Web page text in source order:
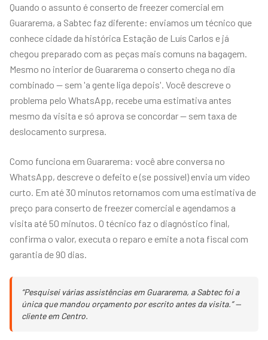
Quando o assunto é conserto de freezer comercial em
Guararema, a Sabtec faz diferente: enviamos um técnico que
conhece cidade da histórica Estação de Luís Carlos e já
chegou preparado com as peças mais comuns na bagagem.
Mesmo no interior de Guararema o conserto chega no dia
combinado — sem 'a gente liga depois'. Você descreve o
problema pelo WhatsApp, recebe uma estimativa antes
mesmo da visita e só aprova se concordar — sem taxa de
deslocamento surpresa.
Como funciona em Guararema: você abre conversa no
WhatsApp, descreve o defeito e (se possível) envia um vídeo
curto. Em até 30 minutos retornamos com uma estimativa de
preço para conserto de freezer comercial e agendamos a
visita até 50 minutos. O técnico faz o diagnóstico final,
confirma o valor, executa o reparo e emite a nota fiscal com
garantia de 90 dias.
“Pesquisei várias assistências em Guararema, a Sabtec foi a
única que mandou orçamento por escrito antes da visita.” —
cliente em Centro.